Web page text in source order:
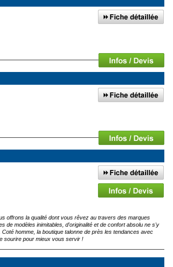
offrons la qualité dont vous rêvez au travers des marques
de modèles inimitables, d'originalité et de confort absolu ne s'y
homme, la boutique talonne de près les tendances avec
sourire pour mieux vous servir !